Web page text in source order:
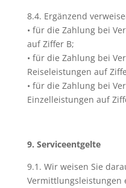
8.4. Ergänzend
• für die Zahlung bei
auf Ziffer B;
• für die Zahlung bei
Reiseleistungen auf
• für die Zahlung bei
Einzelleistungen auf
9. Serviceentgelte
9.1. Wir weisen Sie
Vermittlungsleistungen